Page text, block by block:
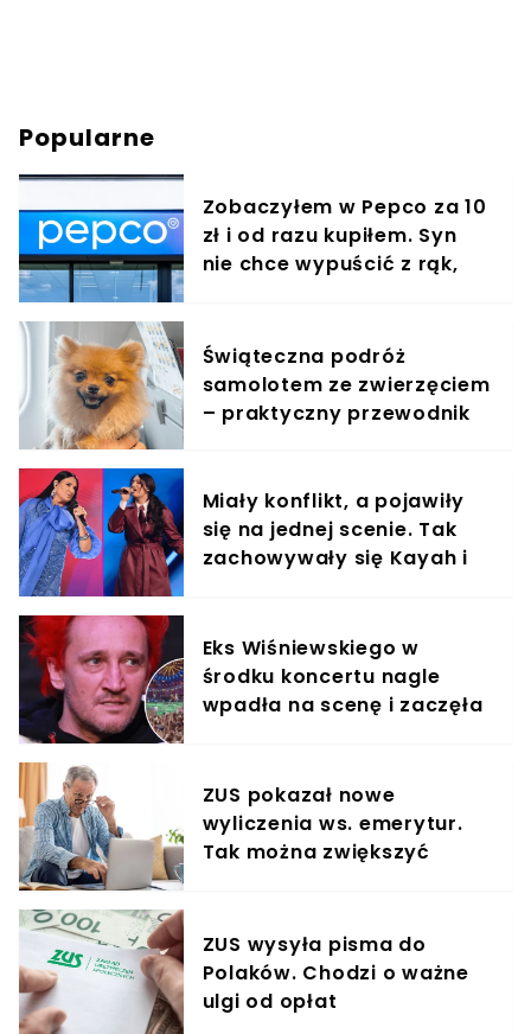
Popularne
Zobaczyłem w Pepco za 10
zł i od razu kupiłem. Syn
nie chce wypuścić z rąk,
Świąteczna podróż
samolotem ze zwierzęciem
– praktyczny przewodnik
Miały konflikt, a pojawiły
się na jednej scenie. Tak
zachowywały się Kayah i
Eks Wiśniewskiego w
środku koncertu nagle
wpadła na scenę i zaczęła
ZUS pokazał nowe
wyliczenia ws. emerytur.
Tak można zwiększyć
ZUS wysyła pisma do
Polaków. Chodzi o ważne
ulgi od opłat